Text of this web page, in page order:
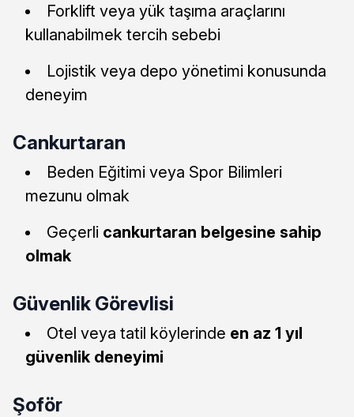
Forklift veya yük taşıma araçlarını
kullanabilmek tercih sebebi
Lojistik veya depo yönetimi konusunda
deneyim
Cankurtaran
Beden Eğitimi veya Spor Bilimleri
mezunu olmak
Geçerli cankurtaran belgesine sahip
olmak
Güvenlik Görevlisi
Otel veya tatil köylerinde en az 1 yıl
güvenlik deneyimi
Şoför